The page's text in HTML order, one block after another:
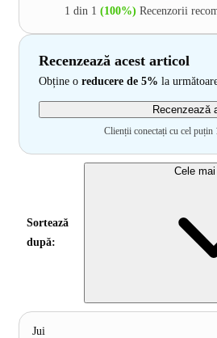
1 din 1 (100%) Recenzorii
Recenzează acest articol
Obține o reducere de 5% la
Recenzează
Clienții conectați cu cel puțin
Sortează
după:
Cele
Jui